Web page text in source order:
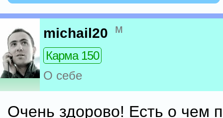
michail20 м
Карма 150
О себе
Очень здорово! Есть о чем